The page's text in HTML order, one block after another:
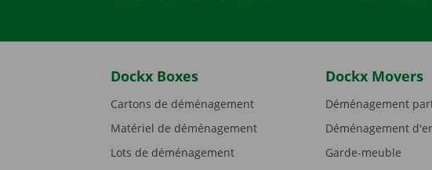
Dockx Boxes
Cartons de déménagement
Matériel de déménagement
Lots de déménagement
Dockx Movers
Déménagement
Déménagement
Garde-meuble